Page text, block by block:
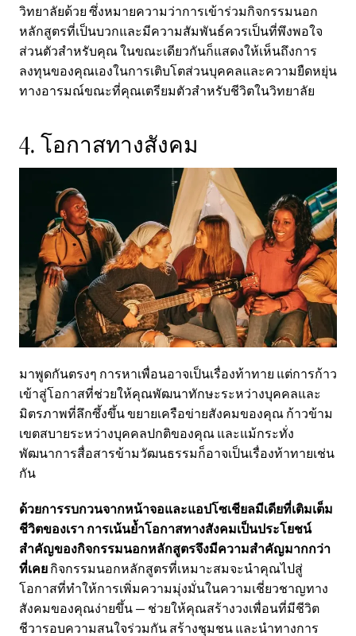
วิทยาลัยด้วย ซึ่งหมายความว่าการเข้าร่วมกิจกรรมนอก
หลักสูตรที่เป็นบวกและมีความสัมพันธ์ควรเป็นที่พึงพอใจ
ส่วนตัวสำหรับคุณ ในขณะเดียวกันก็แสดงให้เห็นถึงการ
ลงทุนของคุณเองในการเติบโตส่วนบุคคลและความยืดหยุ่น
ทางอารมณ์ขณะที่คุณเตรียมตัวสำหรับชีวิตในวิทยาลัย
4. โอกาสทางสังคม
มาพูดกันตรงๆ การหาเพื่อนอาจเป็นเรื่องท้าทาย แต่การก้าว
เข้าสู่โอกาสที่ช่วยให้คุณพัฒนาทักษะระหว่างบุคคลและ
มิตรภาพที่ลึกซึ้งขึ้น ขยายเครือข่ายสังคมของคุณ ก้าวข้าม
เขตสบายระหว่างบุคคลปกติของคุณ และแม้กระทั่ง
พัฒนาการสื่อสารข้ามวัฒนธรรมก็อาจเป็นเรื่องท้าทายเช่น
กัน
ด้วยการรบกวนจากหน้าจอและแอปโซเชียลมีเดียที่เติมเต็ม
ชีวิตของเรา การเน้นย้ำโอกาสทางสังคมเป็นประโยชน์
สำคัญของกิจกรรมนอกหลักสูตรจึงมีความสำคัญมากกว่า
ที่เคย กิจกรรมนอกหลักสูตรที่เหมาะสมจะนำคุณไปสู่
โอกาสที่ทำให้การเพิ่มความมุ่งมั่นในความเชี่ยวชาญทาง
สังคมของคุณง่ายขึ้น — ช่วยให้คุณสร้างวงเพื่อนที่มีชีวิต
ชีวารอบความสนใจร่วมกัน สร้างชุมชน และนำทางการ